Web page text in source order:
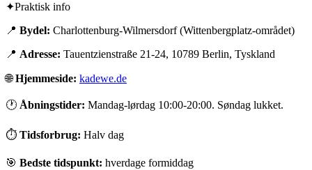
✦Praktisk info
📍 Bydel: Charlottenburg-Wilmersdorf (Wittenbergplatz-området)
📍 Adresse: Tauentzienstraße 21-24, 10789 Berlin, Tyskland
🌐Hjemmeside: kadewe.de
🕐 Åbningstider: Mandag-lørdag 10:00-20:00. Søndag lukket.
⏱ Tidsforbrug: Halv dag
🎯 Bedste tidspunkt: hverdage formiddag